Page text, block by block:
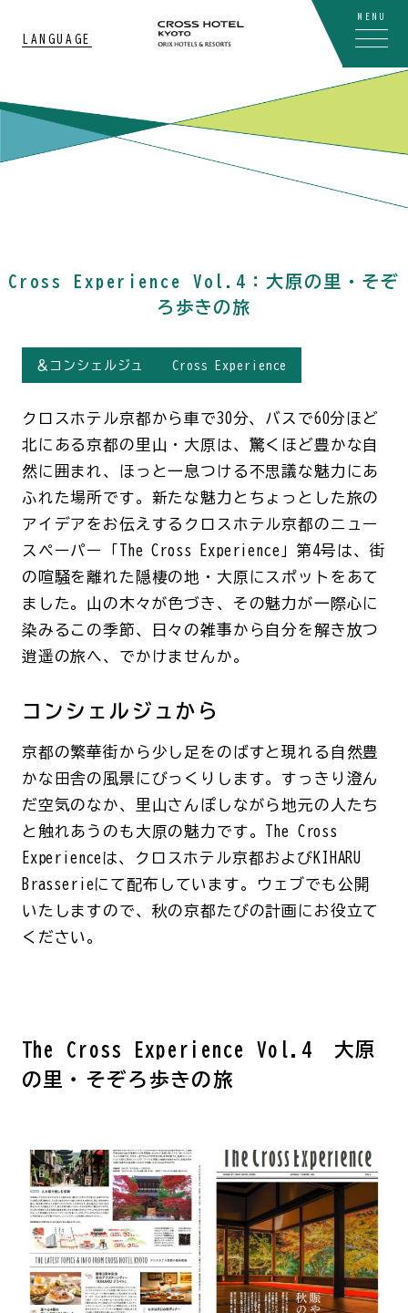
LANGUAGE
MENU
Cross Experience Vol.4：大原の里・そぞ
ろ歩きの旅
＆コンシェルジュ Cross Experience
クロスホテル京都から車で30分、バスで60分ほど
北にある京都の里山・大原は、驚くほど豊かな自
然に囲まれ、ほっと一息つける不思議な魅力にあ
ふれた場所です。新たな魅力とちょっとした旅の
アイデアをお伝えするクロスホテル京都のニュー
スペーパー「 The Cross Experience」第4号は、街
の喧騒を離れた隠棲の地・大原にスポットをあて
ました。山の木々が色づき、その魅力が一際心に
染みるこの季節、日々の雑事から自分を解き放つ
逍遥の旅へ、でかけませんか。
コンシェルジュから
京都の繁華街から少し足をのばすと現れる自然豊
かな田舎の風景にびっくりします。すっきり澄ん
だ空気のなか、里山さんぽしながら地元の人たち
と触れあうのも大原の魅力です。The Cross
Experienceは、クロスホテル京都およびKIHARU
Brasserieにて配布しています。ウェブでも公開
いたしますので、秋の京都たびの計画にお役立て
ください。
The Cross Experience Vol.4 大原
の里・そぞろ歩きの旅